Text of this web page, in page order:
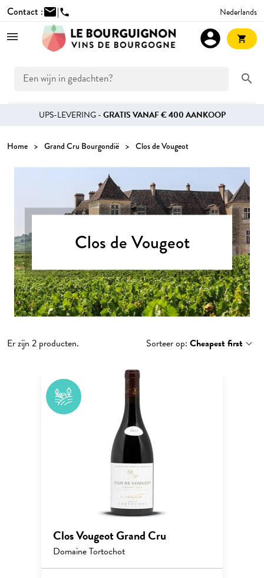
Contact :mail|phone Nederlands
search
account_circle shopping_cart
UPS-LEVERING -GRATIS VANAF € 400 AANKOOP
Home Grand Cru Bourgondië Clos de Vougeot
Clos de Vougeot
Er zijn 2 producten. Sorteer op: Cheapest first
Clos Vougeot Grand Cru
Domaine Tortochot